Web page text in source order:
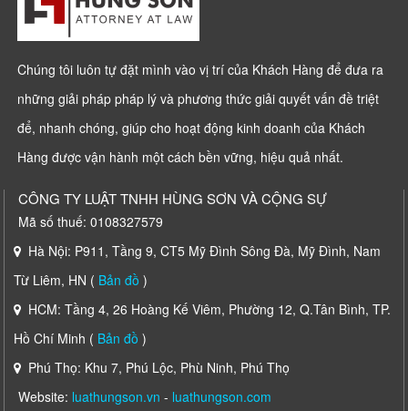
Chúng tôi luôn tự đặt mình vào vị trí của Khách Hàng để đưa ra
những giải pháp pháp lý và phương thức giải quyết vấn đề triệt
để, nhanh chóng, giúp cho hoạt động kinh doanh của Khách
Hàng được vận hành một cách bền vững, hiệu quả nhất.
CÔNG TY LUẬT TNHH HÙNG SƠN VÀ CỘNG SỰ
Mã số thuế: 0108327579
Hà Nội: P911, Tầng 9, CT5 Mỹ Đình Sông Đà, Mỹ Đình, Nam
Từ Liêm, HN ( Bản đồ )
HCM: Tầng 4, 26 Hoàng Kế Viêm, Phường 12, Q.Tân Bình, TP.
Hồ Chí Minh ( Bản đồ )
Phú Thọ: Khu 7, Phú Lộc, Phù Ninh, Phú Thọ
Website: luathungson.vn - luathungson.com